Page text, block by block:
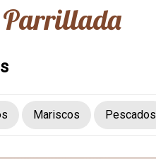
Parrillada
Mariscos Pescados